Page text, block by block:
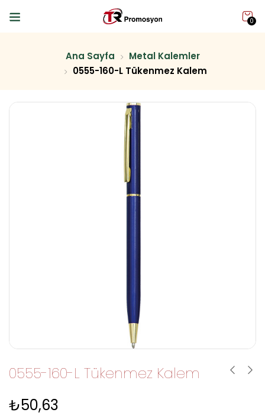
0
Ana Sayfa
Metal Kalemler
0555-160-L Tükenmez Kalem
0555-160-L Tükenmez Kalem
₺50,63